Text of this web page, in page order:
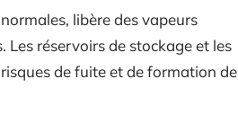
libère des vapeurs
réservoirs de stockage et les
de fuite et de formation de